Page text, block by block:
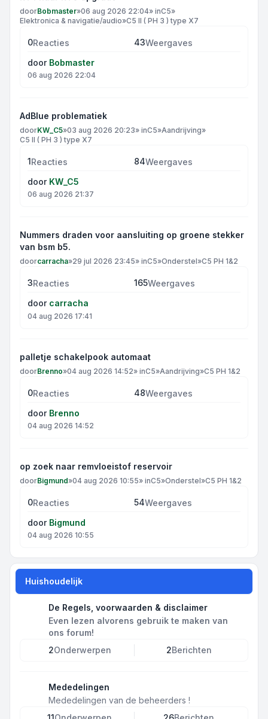
doorBobmaster»06 aug 2026 22:04» inC5»
Elektronica & navigatie/audio»C5 II ( PH 3 ) type X7
0Reacties 43Weergaves
door Bobmaster
06 aug 2026 22:04
AdBlue problematiek
doorKW_C5»03 aug 2026 20:23» inC5»Aandrijving»
C5 II ( PH 3 ) type X7
1Reacties 84Weergaves
door KW_C5
06 aug 2026 21:37
Nummers draden voor aansluiting op groene stekker
van bsm b5.
doorcarracha»29 jul 2026 23:45» inC5»Onderstel»C5 PH 1&2
3Reacties 165Weergaves
door carracha
04 aug 2026 17:41
palletje schakelpook automaat
doorBrenno»04 aug 2026 14:52» inC5»Aandrijving»C5 PH 1&2
0Reacties 48Weergaves
door Brenno
04 aug 2026 14:52
op zoek naar remvloeistof reservoir
doorBigmund»04 aug 2026 10:55» inC5»Onderstel»C5 PH 1&2
0Reacties 54Weergaves
door Bigmund
04 aug 2026 10:55
Huishoudelijk
De Regels, voorwaarden & disclaimer
Even lezen alvorens gebruik te maken van
ons forum!
2Onderwerpen 2Berichten
Mededelingen
Mededelingen van de beheerders !